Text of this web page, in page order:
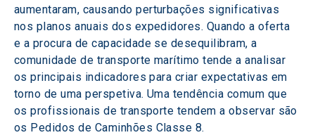
aumentaram, causando perturbações significativas
nos planos anuais dos expedidores. Quando a oferta
e a procura de capacidade se desequilibram, a
comunidade de transporte marítimo tende a analisar
os principais indicadores para criar expectativas em
torno de uma perspetiva. Uma tendência comum que
os profissionais de transporte tendem a observar são
os Pedidos de Caminhões Classe 8.